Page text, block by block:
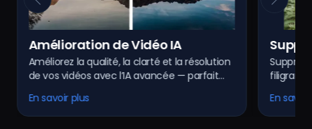
Amélioration de Vidéo IA
Améliorez la qualité, la clarté et la résolution
de vos vidéos avec l’IA avancée — parfait
vidéos basse définition.
En savoir plus
Image
trace.
En